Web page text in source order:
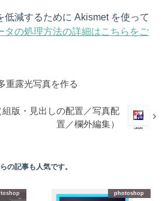
低減するために Akismet を使って
タの処理方法の詳細はこちらをご
重露光写真を作る
版・見出しの配置／写真配
置／欄外編集）
の記事も人気です。
photoshop